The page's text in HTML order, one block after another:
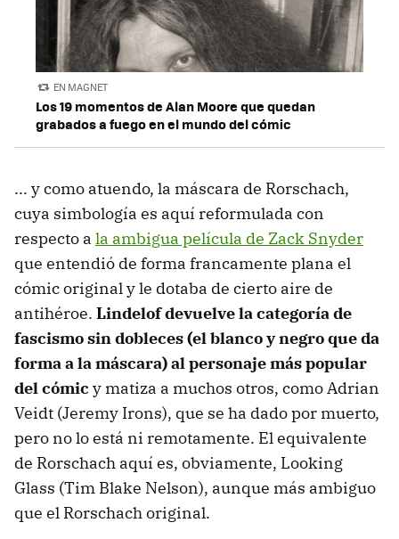
EN MAGNET
Los 19 momentos de Alan Moore que quedan
grabados a fuego en el mundo del cómic
... y como atuendo, la máscara de Rorschach,
cuya simbología es aquí reformulada con
respecto a la ambigua película de Zack Snyder
que entendió de forma francamente plana el
cómic original y le dotaba de cierto aire de
antihéroe. Lindelof devuelve la categoría de
fascismo sin dobleces (el blanco y negro que da
forma a la máscara) al personaje más popular
del cómic y matiza a muchos otros, como Adrian
Veidt (Jeremy Irons), que se ha dado por muerto,
pero no lo está ni remotamente. El equivalente
de Rorschach aquí es, obviamente, Looking
Glass (Tim Blake Nelson), aunque más ambiguo
que el Rorschach original.